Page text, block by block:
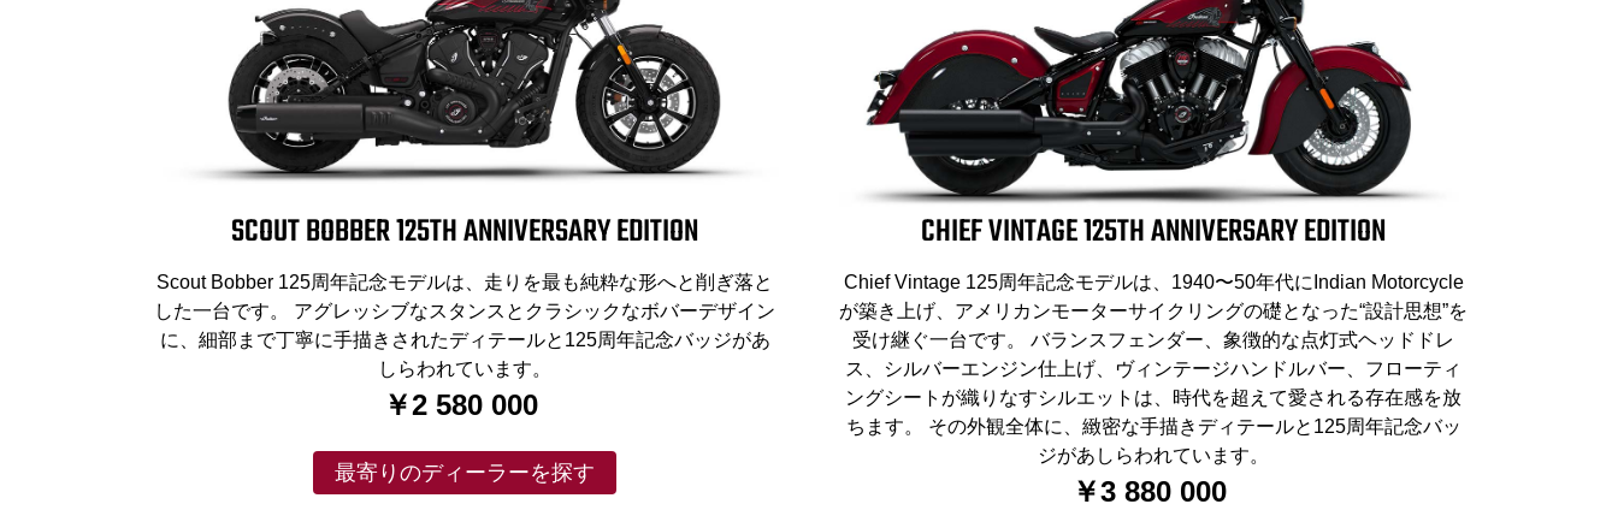
SCOUT BOBBER 125TH ANNIVERSARY EDITION
Scout Bobber 125周年記念モデルは、走りを最も純粋な形へと削ぎ落と
した一台です。 アグレッシブなスタンスとクラシックなボバーデザイン
に、細部まで丁寧に手描きされたディテールと125周年記念バッジがあ
しらわれています。
￥2 580 000
最寄りのディーラーを探す
CHIEF VINTAGE 125TH ANNIVERSARY EDITION
Chief Vintage 125周年記念モデルは、1940〜50年代にIndian Motorcycle
が築き上げ、アメリカンモーターサイクリングの礎となった“設計思想”を
受け継ぐ一台です。 バランスフェンダー、象徴的な点灯式ヘッドドレ
ス、シルバーエンジン仕上げ、ヴィンテージハンドルバー、フローティ
ングシートが織りなすシルエットは、時代を超えて愛される存在感を放
ちます。 その外観全体に、緻密な手描きディテールと125周年記念バッ
ジがあしらわれています。
￥3 880 000